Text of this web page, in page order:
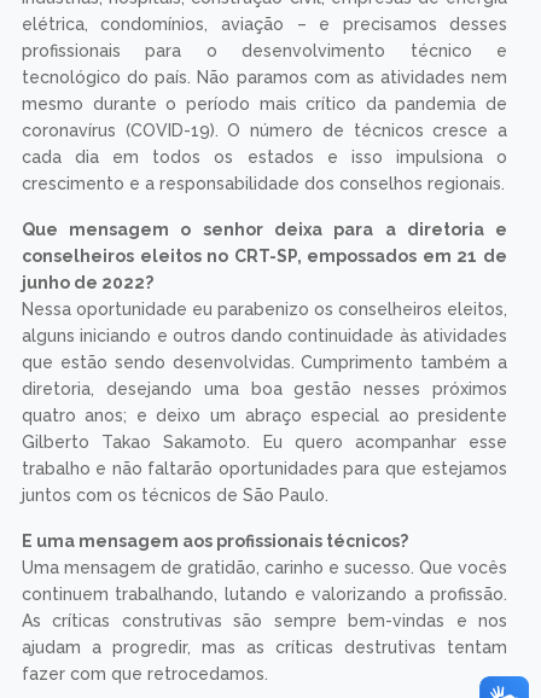
elétrica, condomínios, aviação – e precisamos desses
profissionais para o desenvolvimento técnico e
tecnológico do país. Não paramos com as atividades nem
mesmo durante o período mais crítico da pandemia de
coronavírus (COVID-19). O número de técnicos cresce a
cada dia em todos os estados e isso impulsiona o
crescimento e a responsabilidade dos conselhos regionais.
Que mensagem o senhor deixa para a diretoria e
conselheiros eleitos no CRT-SP, empossados em 21 de
junho de 2022?
Nessa oportunidade eu parabenizo os conselheiros eleitos,
alguns iniciando e outros dando continuidade às atividades
que estão sendo desenvolvidas. Cumprimento também a
diretoria, desejando uma boa gestão nesses próximos
quatro anos; e deixo um abraço especial ao presidente
Gilberto Takao Sakamoto. Eu quero acompanhar esse
trabalho e não faltarão oportunidades para que estejamos
juntos com os técnicos de São Paulo.
E uma mensagem aos profissionais técnicos?
Uma mensagem de gratidão, carinho e sucesso. Que vocês
continuem trabalhando, lutando e valorizando a profissão.
As críticas construtivas são sempre bem-vindas e nos
ajudam a progredir, mas as críticas destrutivas tentam
fazer com que retrocedamos.